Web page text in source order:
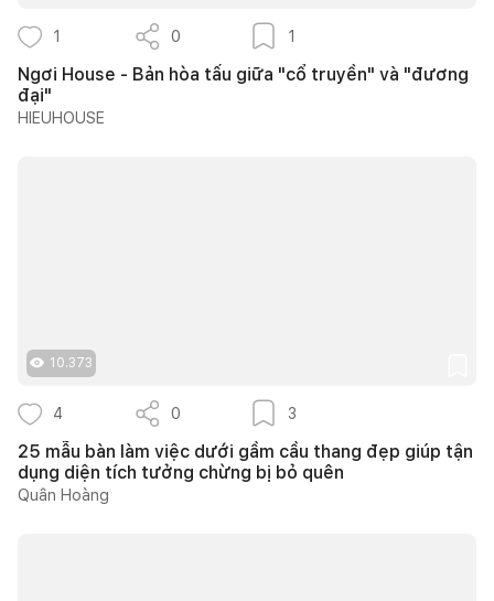
1 0 1
Ngơi House - Bản hòa tấu giữa "cổ truyền" và "đương
đại"
HIEUHOUSE
10.373
4 0 3
25 mẫu bàn làm việc dưới gầm cầu thang đẹp giúp tận
dụng diện tích tưởng chừng bị bỏ quên
Quân Hoàng